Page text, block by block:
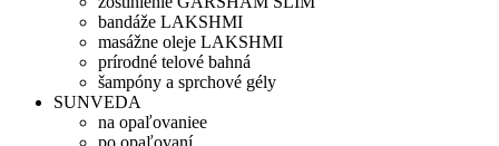
bandáže LAKSHMI
masážne oleje LAKSHMI
prírodné telové bahná
šampóny a sprchové gély
SUNVEDA
na opaľovaniee
po opaľovaní